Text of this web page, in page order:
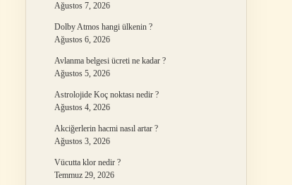
Ağustos 7, 2026
Dolby Atmos hangi ülkenin ?
Ağustos 6, 2026
Avlanma belgesi ücreti ne kadar ?
Ağustos 5, 2026
Astrolojide Koç noktası nedir ?
Ağustos 4, 2026
Akciğerlerin hacmi nasıl artar ?
Ağustos 3, 2026
Vücutta klor nedir ?
Temmuz 29, 2026